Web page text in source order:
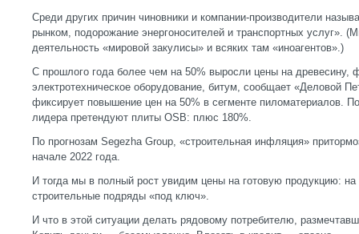
Среди других причин чиновники и компании-производители
рынком, подорожание энергоносителей и транспортных услуг».
деятельность «мировой закулисы» и всяких там «иноагентов».)
С прошлого года более чем на 50% выросли цены на древесину,
электротехническое оборудование, битум, сообщает «Деловой
фиксирует повышение цен на 50% в сегменте пиломатериалов.
лидера претендуют плиты OSB: плюс 180%.
По прогнозам Segezha Group, «строительная инфляция»
начале 2022 года.
И тогда мы в полный рост увидим цены на готовую продукцию:
строительные подряды «под ключ».
И что в этой ситуации делать рядовому потребителю,